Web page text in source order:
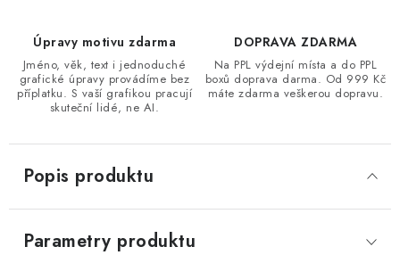
Úpravy motivu zdarma
Jméno, věk, text i jednoduché
grafické úpravy provádíme bez
příplatku. S vaší grafikou pracují
skuteční lidé, ne AI.
DOPRAVA ZDARMA
Na PPL výdejní místa a do PPL
boxů doprava darma. Od 999 Kč
máte zdarma veškerou dopravu.
Popis produktu
Parametry produktu